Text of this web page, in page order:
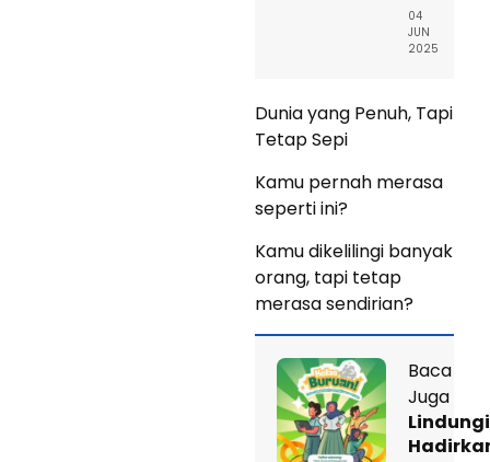
04
JUN
2025
Dunia yang Penuh, Tapi
Tetap Sepi
Kamu pernah merasa
seperti ini?
Kamu dikelilingi banyak
orang, tapi tetap
merasa sendirian?
Baca
Juga